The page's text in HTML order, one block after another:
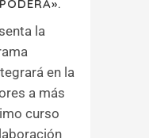
la
en la
a más
curso